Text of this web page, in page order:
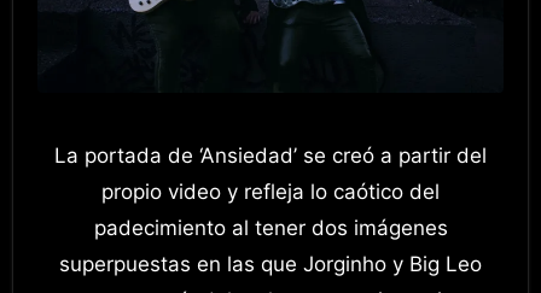
La portada de ‘Ansiedad’ se creó a partir del
propio video y refleja lo caótico del
padecimiento al tener dos imágenes
superpuestas en las que Jorginho y Big Leo